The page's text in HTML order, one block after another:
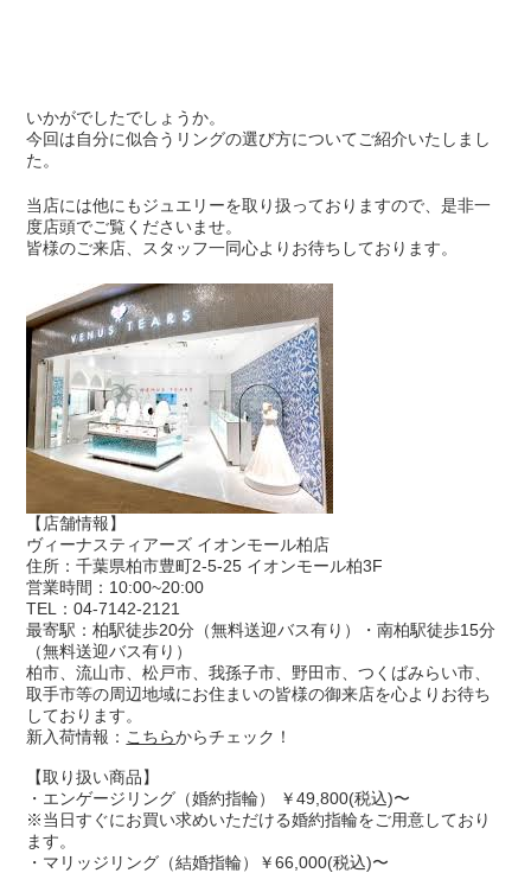
いかがでしたでしょうか。
今回は自分に似合うリングの選び方についてご紹介いたしまし
た。
当店には他にもジュエリーを取り扱っておりますので、是非一
度店頭でご覧くださいませ。
皆様のご来店、スタッフ一同心よりお待ちしております。
【店舗情報】
ヴィーナスティアーズ イオンモール柏店
住所：千葉県柏市豊町2-5-25 イオンモール柏3F
営業時間：10:00~20:00
TEL：04-7142-2121
最寄駅：柏駅徒歩20分（無料送迎バス有り）・南柏駅徒歩15分
（無料送迎バス有り）
柏市、流山市、松戸市、我孫子市、野田市、つくばみらい市、
取手市等の周辺地域にお住まいの皆様の御来店を心よりお待ち
しております。
新入荷情報： こちらからチェック！
【取り扱い商品】
・エンゲージリング（婚約指輪） ￥49,800(税込)〜
※当日すぐにお買い求めいただける婚約指輪をご用意しており
ます。
・マリッジリング（結婚指輪）￥66,000(税込)〜